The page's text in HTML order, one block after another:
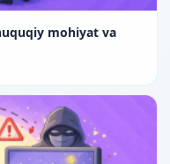
mohiyat va